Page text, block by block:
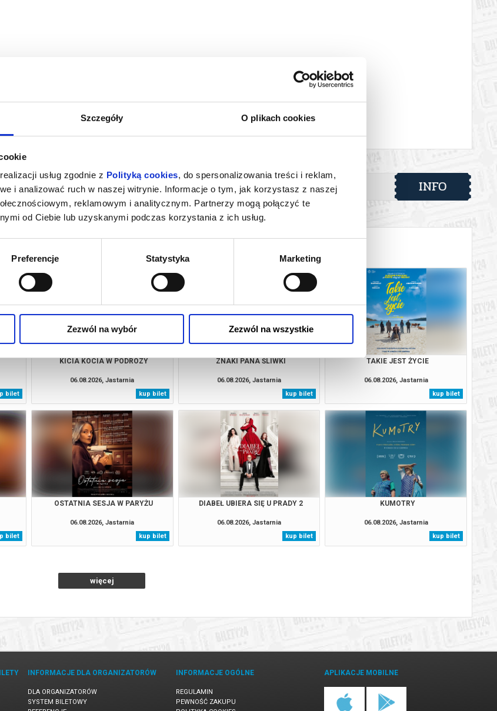
Szczegóły O plikach cookies
usług zgodnie z Polityką cookies, do spersonalizowania treści i reklam,
i analizować ruch w naszej witrynie. Informacje o tym, jak korzystasz z naszej
reklamowym i analitycznym. Partnerzy mogą połączyć te
od Ciebie lub uzyskanymi podczas korzystania z ich usług.
Preferencje Statystyka Marketing
Zezwól na wybór Zezwól na wszystkie
(czwartek) Kino Żeglarz - Jastarnia INFO
bilet
KICIA KOCIA W PODRÓZY
06.08.2026, Jastarnia
kup bilet
ZNAKI PANA ŚLIWKI
06.08.2026, Jastarnia
kup bilet
TAKIE JEST ŻYCIE
06.08.2026, Jastarnia
kup bilet
bilet
OSTATNIA SESJA W PARYŻU
06.08.2026, Jastarnia
kup bilet
DIABEŁ UBIERA SIĘ U PRADY 2
06.08.2026, Jastarnia
kup bilet
KUMOTRY
06.08.2026, Jastarnia
kup bilet
więcej
INFORMACJE DLA ORGANIZATORÓW
DLA ORGANIZATORÓW
SYSTEM BILETOWY
INFORMACJE OGÓLNE
REGULAMIN
PEWNOŚĆ ZAKUPU
APLIKACJE MOBILNE